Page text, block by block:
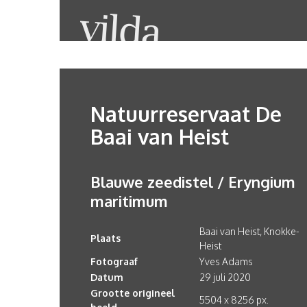
Natuurreservaat De
Baai van Heist
Blauwe zeedistel / Eryngium
maritimum
Plaats
Baai van Heist, Knokke-
Heist
Fotograaf
Yves Adams
Datum
29 juli 2020
Grootte origineel
5504 x 8256 px.